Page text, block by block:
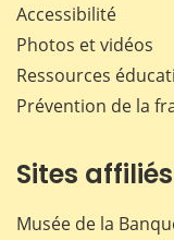
Accessibilité
Photos et vidéos
Ressources
Prévention de la
Sites affiliés
Musée de la